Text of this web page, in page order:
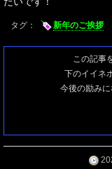
タグ： 新年のご挨拶
この記事
下のイイネ
今後の励み